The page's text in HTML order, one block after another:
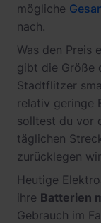
mögliche
nach.
Was den Preis
gibt die Größe
Stadtflitzer
relativ geringe
solltest du vor
täglichen
zurücklegen
Heutige
ihre Batterien
Gebrauch im